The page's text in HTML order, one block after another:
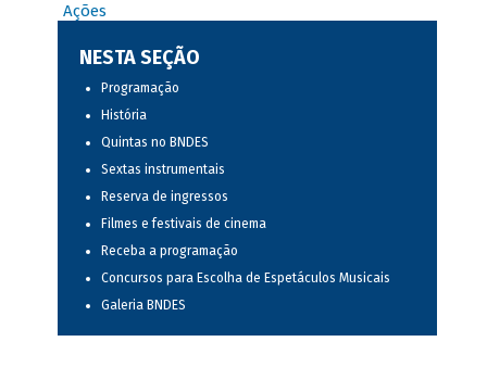
Ações
NESTA SEÇÃO
Programação
História
Quintas no BNDES
Sextas instrumentais
Reserva de ingressos
Filmes e festivais de cinema
Receba a programação
Concursos para Escolha de Espetáculos Musicais
Galeria BNDES